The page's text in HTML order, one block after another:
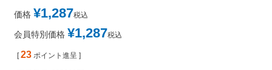
価格 ¥1,287税込
会員特別価格 ¥1,287税込
[ 23 ポイント進呈 ]